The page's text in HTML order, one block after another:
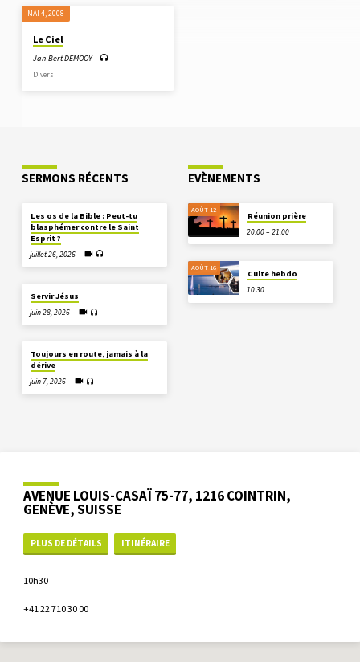
MAI 4, 2008
Le Ciel
Jan-Bert DEMOOY
Divers
SERMONS RÉCENTS
Les os de la Bible : Peut-tu
blasphémer contre le Saint
Esprit ?
juillet 26, 2026
Servir Jésus
juin 28, 2026
Toujours en route, jamais à la
dérive
juin 7, 2026
EVÈNEMENTS
AOÛT 12
Réunion prière
20:00 – 21:00
AOÛT 16
Culte hebdo
10:30
AVENUE LOUIS-CASAÏ 75-77, 1216 COINTRIN,
GENÈVE, SUISSE
PLUS DE DÉTAILS ITINÉRAIRE
10h30
+41 22 710 30 00